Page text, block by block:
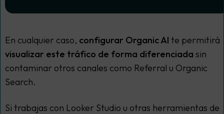
En cualquier caso, configurar Organic AI te permitirá
visualizar este tráfico de forma diferenciada sin
contaminar otros canales como Referral u Organic
Search.
Si trabajas con Looker Studio u otras herramientas de